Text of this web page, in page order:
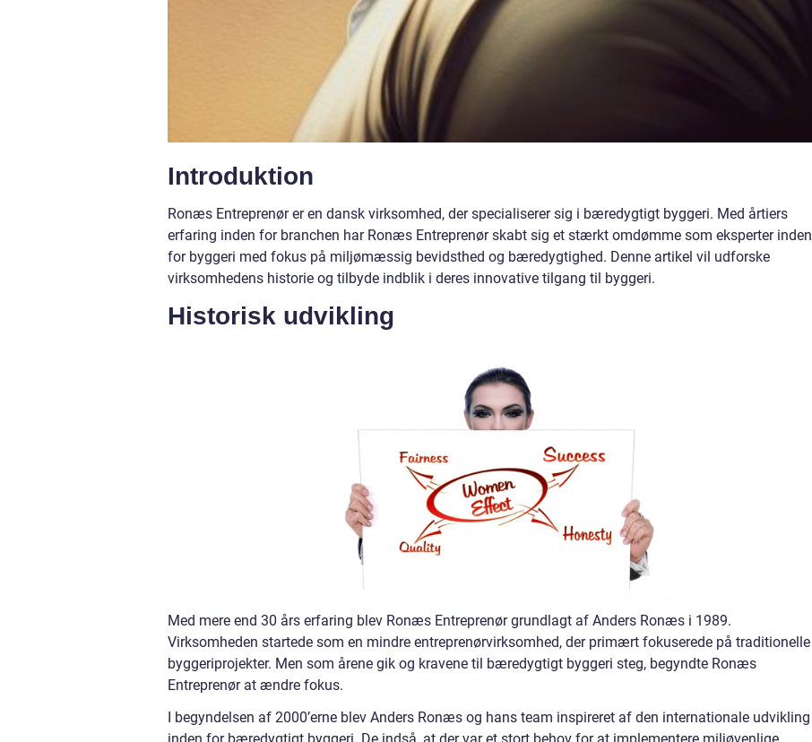
Introduktion
Ronæs Entreprenør er en dansk virksomhed, der specialiserer sig i bæredygtigt byggeri. Med årtiers
erfaring inden for branchen har Ronæs Entreprenør skabt sig et stærkt omdømme som eksperter inden
for byggeri med fokus på miljømæssig bevidsthed og bæredygtighed. Denne artikel vil udforske
virksomhedens historie og tilbyde indblik i deres innovative tilgang til byggeri.
Historisk udvikling
Med mere end 30 års erfaring blev Ronæs Entreprenør grundlagt af Anders Ronæs i 1989.
Virksomheden startede som en mindre entreprenørvirksomhed, der primært fokuserede på traditionelle
byggeriprojekter. Men som årene gik og kravene til bæredygtigt byggeri steg, begyndte Ronæs
Entreprenør at ændre fokus.
I begyndelsen af 2000’erne blev Anders Ronæs og hans team inspireret af den internationale udvikling
inden for bæredygtigt byggeri. De indså, at der var et stort behov for at implementere miljøvenlige